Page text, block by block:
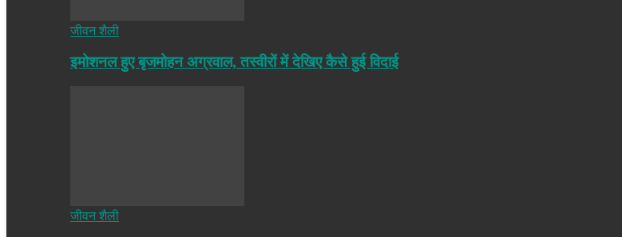
जीवन शैली
इमोशनल हुए बृजमोहन अग्रवाल, तस्वीरों में देखिए कैसे हुई विदाई
जीवन शैली